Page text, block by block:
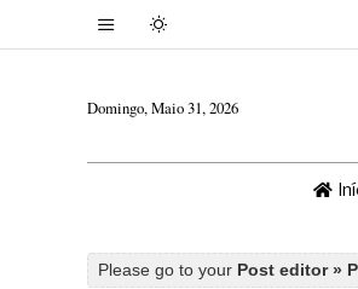
Domingo, Maio 31, 2026
Please go to your Post editor »